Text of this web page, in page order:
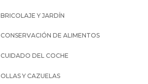
BRICOLAJE Y JARDÍN
CONSERVACIÓN DE ALIMENTOS
CUIDADO DEL COCHE
OLLAS Y CAZUELAS